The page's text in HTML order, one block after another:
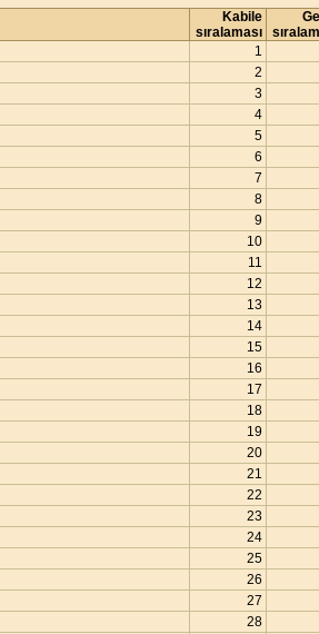
Kabile
sıralaması
1
2
3
4
5
6
7
8
9
10
11
12
13
14
15
16
17
18
19
20
21
22
23
24
25
26
27
28